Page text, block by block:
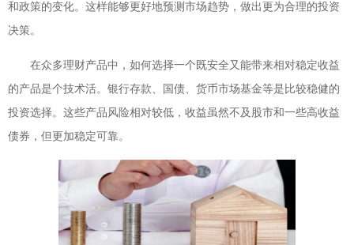
和政策的变化。这样能够更好地预测市场趋势，做出更为合理的投资
决策。
在众多理财产品中，如何选择一个既安全又能带来相对稳定收益
的产品是个技术活。银行存款、国债、货币市场基金等是比较稳健的
投资选择。这些产品风险相对较低，收益虽然不及股市和一些高收益
债券，但更加稳定可靠。